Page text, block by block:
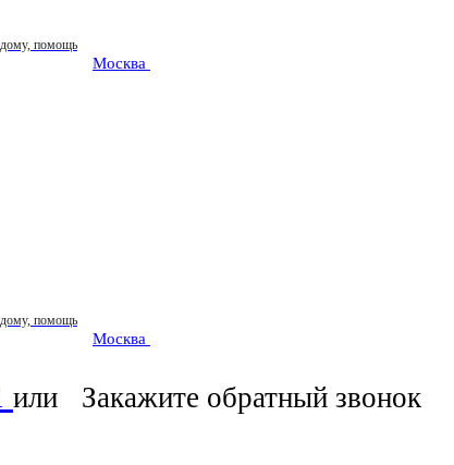
Москва
Москва
или Закажите обратный звонок